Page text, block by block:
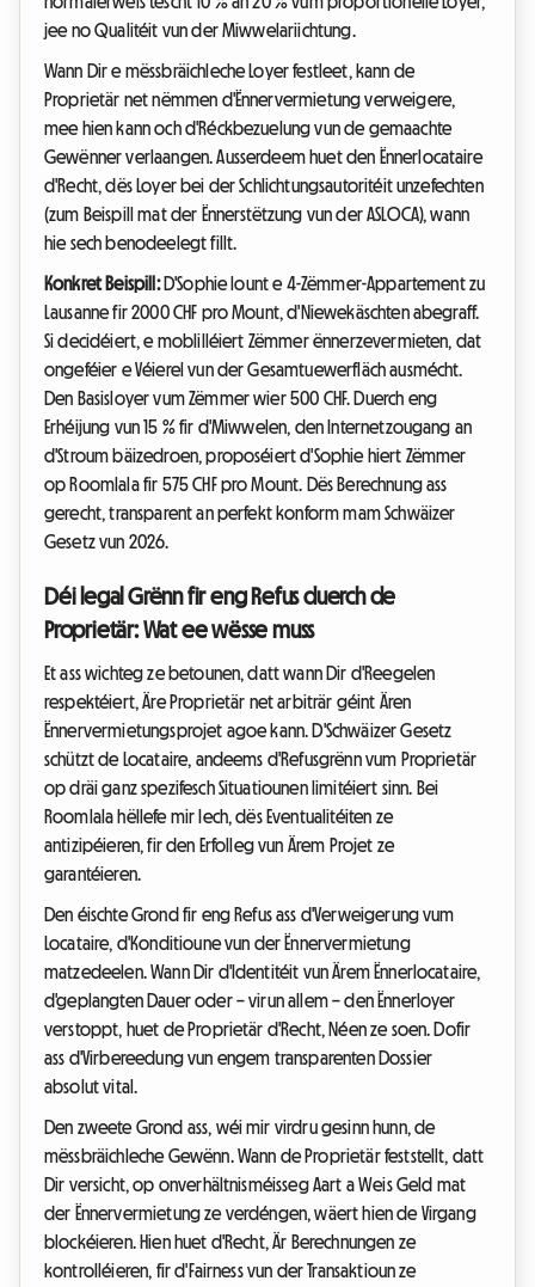
jee no Qualitéit vun der Miwwelariichtung.
Wann Dir e mëssbräichleche Loyer festleet, kann de
Proprietär net nëmmen d'Ënnervermietung verweigere,
mee hien kann och d'Réckbezuelung vun de gemaachte
Gewënner verlaangen. Ausserdeem huet den Ënnerlocataire
d'Recht, dës Loyer bei der Schlichtungsautoritéit unzefechten
(zum Beispill mat der Ënnerstëtzung vun der ASLOCA), wann
hie sech benodeelegt fillt.
Konkret Beispill:D'Sophie lount e 4-Zëmmer-Appartement zu
Lausanne fir 2000 CHF pro Mount, d'Niewekäschten abegraff.
Si decidéiert, e moblilléiert Zëmmer ënnerzevermieten, dat
ongeféier e Véierel vun der Gesamtuewerfläch ausmécht.
Den Basisloyer vum Zëmmer wier 500 CHF. Duerch eng
Erhéijung vun 15 % fir d'Miwwelen, den Internetzougang an
d'Stroum bäizedroen, proposéiert d'Sophie hiert Zëmmer
op Roomlala fir 575 CHF pro Mount. Dës Berechnung ass
gerecht, transparent an perfekt konform mam Schwäizer
Gesetz vun 2026.
Déi legal Grënn fir eng Refus duerch de
Proprietär: Wat ee wësse muss
Et ass wichteg ze betounen, datt wann Dir d'Reegelen
respektéiert, Äre Proprietär net arbiträr géint Ären
Ënnervermietungsprojet agoe kann. D'Schwäizer Gesetz
schützt de Locataire, andeems d'Refusgrënn vum Proprietär
op dräi ganz spezifesch Situatiounen limitéiert sinn. Bei
Roomlala hëllefe mir Iech, dës Eventualitéiten ze
antizipéieren, fir den Erfolleg vun Ärem Projet ze
garantéieren.
Den éischte Grond fir eng Refus ass d'Verweigerung vum
Locataire, d'Konditioune vun der Ënnervermietung
matzedeelen. Wann Dir d'Identitéit vun Ärem Ënnerlocataire,
d'geplangten Dauer oder – virun allem – den Ënnerloyer
verstoppt, huet de Proprietär d'Recht, Néen ze soen. Dofir
ass d'Virbereedung vun engem transparenten Dossier
absolut vital.
Den zweete Grond ass, wéi mir virdru gesinn hunn, de
mëssbräichleche Gewënn. Wann de Proprietär feststellt, datt
Dir versicht, op onverhältnisméisseg Aart a Weis Geld mat
der Ënnervermietung ze verdéngen, wäert hien de Virgang
blockéieren. Hien huet d'Recht, Är Berechnungen ze
kontrolléieren, fir d'Fairness vun der Transaktioun ze